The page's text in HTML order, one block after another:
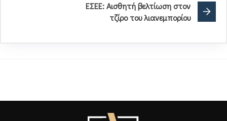
ΕΣΕΕ: Αισθητή βελτίωση στον
τζίρο του λιανεμπορίου